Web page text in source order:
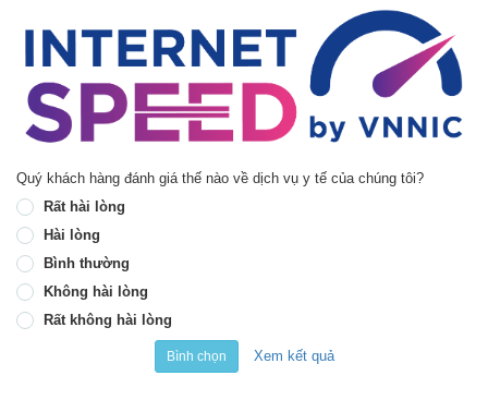
Quý khách hàng đánh giá thế nào về dịch vụ y tế của chúng tôi?
Rất hài lòng
Hài lòng
Bình thường
Không hài lòng
Rất không hài lòng
Bình chọn Xem kết quả